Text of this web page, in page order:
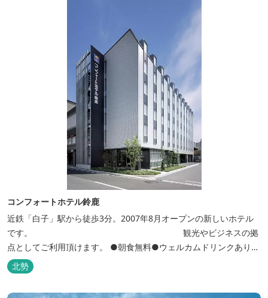
コンフォートホテル鈴鹿
近鉄「白子」駅から徒歩3分。2007年8月オープンの新しいホテル
です。 観光やビジネスの拠
点としてご利用頂けます。 ●朝食無料●ウェルカムドリンクあり●
全館無線ＬＡＮ対応● ●バリアフリー対応のユニバーサルルームあ
り●
北勢